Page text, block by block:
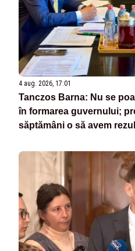
4 aug. 2026, 17:01
Tanczos Barna: Nu se
în formarea guvernului;
săptămâni o să avem